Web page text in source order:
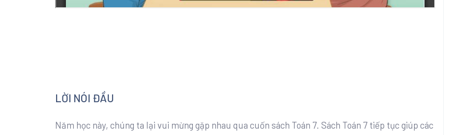
LỜI NÓI ĐẦU
Năm học này, chúng ta lại vui mừng gặp nhau qua cuốn sách Toán 7. Sách Toán 7 tiếp tục giúp các